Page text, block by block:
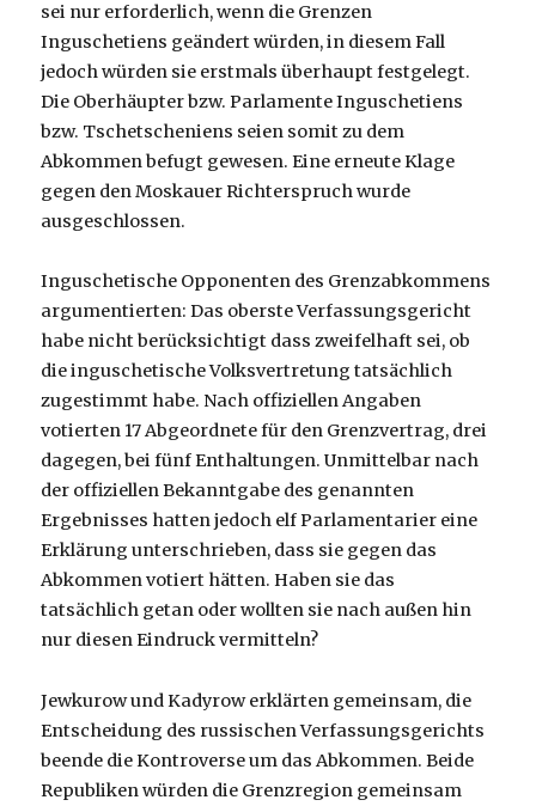
sei nur erforderlich, wenn die Grenzen
Inguschetiens geändert würden, in diesem Fall
jedoch würden sie erstmals überhaupt festgelegt.
Die Oberhäupter bzw. Parlamente Inguschetiens
bzw. Tschetscheniens seien somit zu dem
Abkommen befugt gewesen. Eine erneute Klage
gegen den Moskauer Richterspruch wurde
ausgeschlossen.
Inguschetische Opponenten des Grenzabkommens
argumentierten: Das oberste Verfassungsgericht
habe nicht berücksichtigt dass zweifelhaft sei, ob
die inguschetische Volksvertretung tatsächlich
zugestimmt habe. Nach offiziellen Angaben
votierten 17 Abgeordnete für den Grenzvertrag, drei
dagegen, bei fünf Enthaltungen. Unmittelbar nach
der offiziellen Bekanntgabe des genannten
Ergebnisses hatten jedoch elf Parlamentarier eine
Erklärung unterschrieben, dass sie gegen das
Abkommen votiert hätten. Haben sie das
tatsächlich getan oder wollten sie nach außen hin
nur diesen Eindruck vermitteln?
Jewkurow und Kadyrow erklärten gemeinsam, die
Entscheidung des russischen Verfassungsgerichts
beende die Kontroverse um das Abkommen. Beide
Republiken würden die Grenzregion gemeinsam